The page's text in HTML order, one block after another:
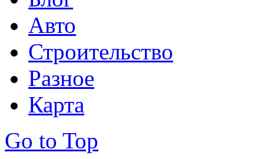
Авто
Строительство
Разное
Карта
Go to Top